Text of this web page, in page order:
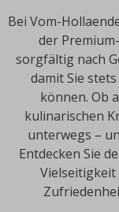
Bei Vom-
der
sorgfältig nach
damit Sie
können. Ob
kulinarischen
unterwegs –
Entdecken Sie